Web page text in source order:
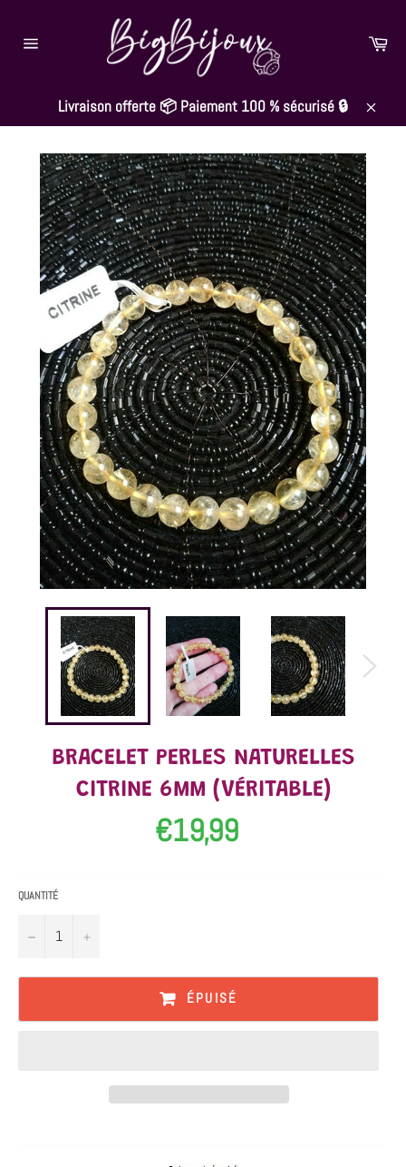
contenu
Livraison offerte 📦 Paiement 100 % sécurisé 🔒
Close
BRACELET PERLES NATURELLES
CITRINE 6MM (VÉRITABLE)
Prix
régulier
€19,99
QUANTITÉ
− +
ÉPUISÉ